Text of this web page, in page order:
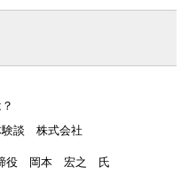
験談 株式会社
役 岡本 宏之 氏